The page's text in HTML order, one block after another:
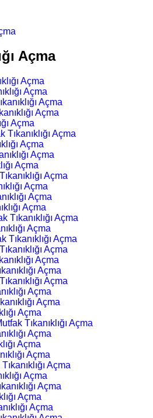
Açma
Açma
Açma
Açma
Açma
Açma
Tıkanıklığı Açma
Açma
Açma
Açma
Açma
Açma
Açma
Açma
Tıkanıklığı Açma
Açma
Açma
Açma
Açma
Açma
Açma
Açma
Açma
Açma
Tıkanıklığı Açma
Açma
Açma
Açma
Açma
Açma
Açma
Açma
Açma